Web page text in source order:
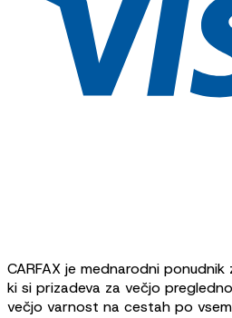
CARFAX je mednarodni
ki si prizadeva za večjo
večjo varnost na cestah po